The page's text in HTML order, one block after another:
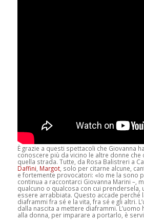
È grazie a questi spettacoli che Giovanna
conoscere più da vicino le altre donne che
quella strada. Tutte, da Rosa Balistreri a
Daffini Margot, solo per citarne alcune,
e fortemente provocatori: «Io me la sono
continua a raccontarci Giovanna Marini –,
qualcuno o qualcosa con cui prendersela,
essere arrabbiata. Questo accade perché
diaframmi fra sé e la vita, fra sé e gli altri.
dalla nascita a mettere diaframmi.
alla donna, per imparare a portarlo, è